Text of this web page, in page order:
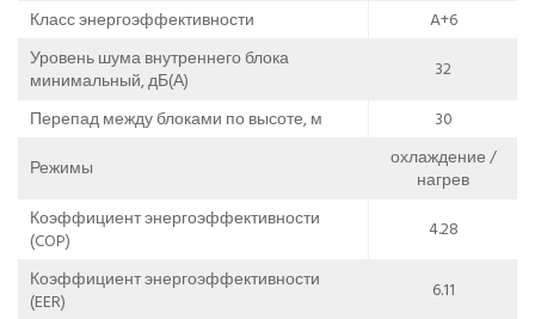
Класс энергоэффективности
A+6
Уровень шума внутреннего блока
минимальный, дБ(А)
32
Перепад между блоками по высоте, м
30
Режимы
охлаждение /
нагрев
Коэффициент энергоэффективности
(COP)
4.28
Коэффициент энергоэффективности
(EER)
6.11